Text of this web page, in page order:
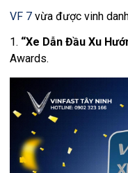
VF 7 vừa được vinh
1. “Xe Dẫn Đầu Xu
Awards.